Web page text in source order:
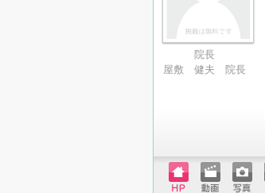
院長
屋敷 健夫 院長